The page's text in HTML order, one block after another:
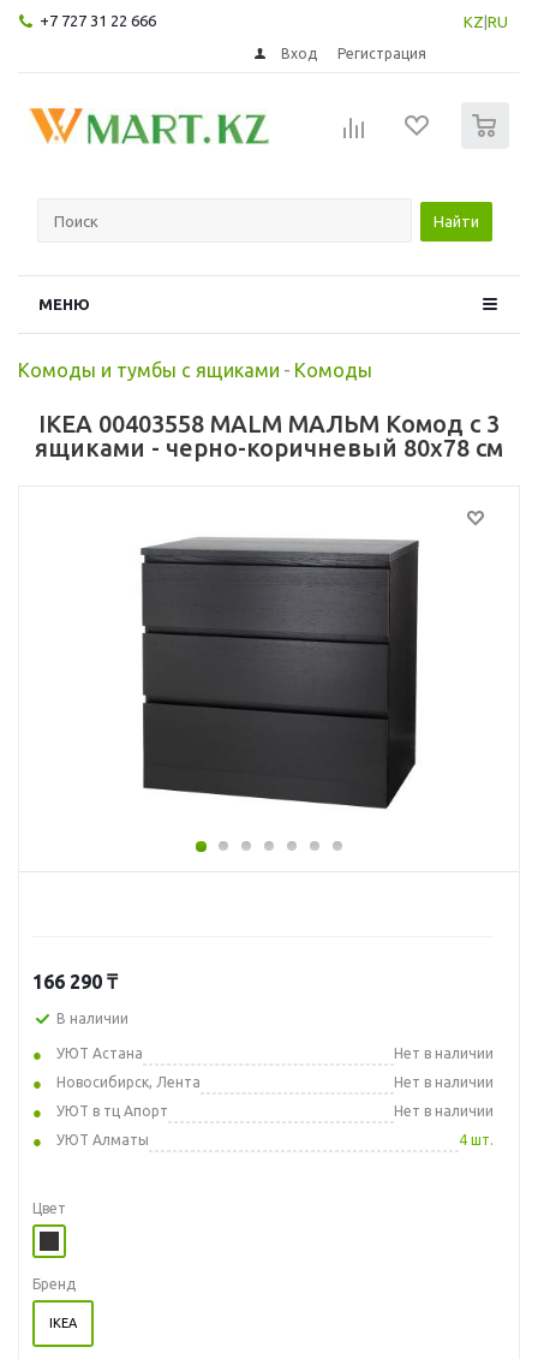
+7 727 31 22 666 KZ RU
Вход Регистрация
Найти
МЕНЮ
Комоды и тумбы с ящиками - Комоды
IKEA 00403558 MALM МАЛЬМ Комод с 3
ящиками - черно-коричневый 80x78 см
166 290 ₸
В наличии
УЮТ Астана
Нет в наличии
Новосибирск, Лента
Нет в наличии
УЮТ в тц Апорт
Нет в наличии
УЮТ Алматы
4 шт.
Цвет
Бренд
IKEA